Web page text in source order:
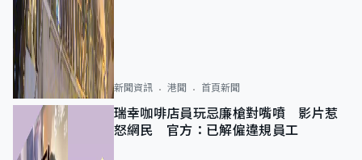
新聞資訊 港聞 首頁新聞
瑞幸咖啡店員玩忌廉槍對嘴噴 影片惹
怒網民 官方：已解僱違規員工